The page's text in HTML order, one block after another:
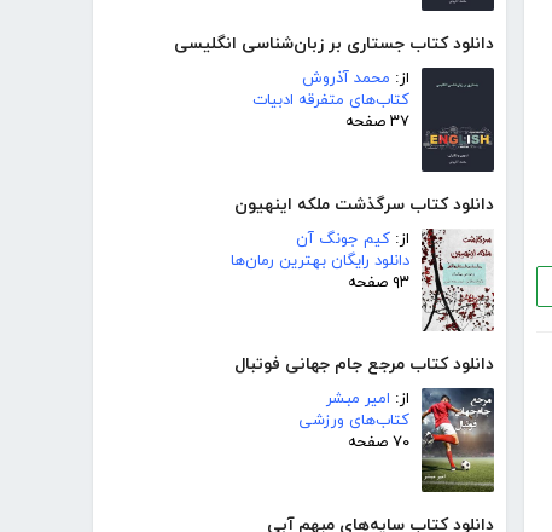
دانلود کتاب جستاری بر زبان‌شناسی انگلیسی
از: محمد آذروش
کتاب‌های متفرقه ادبیات
۳۷ صفحه
دانلود کتاب سرگذشت ملکه اینهیون
از: کیم جونگ آن
دانلود رایگان بهترین رمان‌ها
۹۳ صفحه
دانلود کتاب مرجع جام جهانی فوتبال
از: امیر مبشر
کتاب‌های ورزشی
۷۰ صفحه
دانلود کتاب سایه‌های مبهم آبی